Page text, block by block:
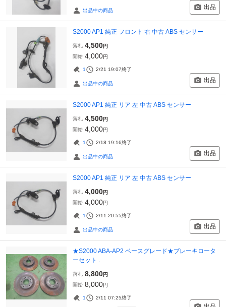
出品中の商品 出品
S2000 AP1 純正 フロント 右 中古 ABS センサー
落札 4,500円
開始 4,000円
1 2/21 19:07終了
出品中の商品 出品
S2000 AP1 純正 リア 左 中古 ABS センサー
落札 4,500円
開始 4,000円
1 2/18 19:16終了
出品中の商品 出品
S2000 AP1 純正 リア 左 中古 ABS センサー
落札 4,000円
開始 4,000円
1 2/11 20:55終了
出品中の商品 出品
★S2000 ABA-AP2 ベースグレード★ブレーキロータ
ーセット .
落札 8,800円
開始 8,000円
1 2/11 07:25終了